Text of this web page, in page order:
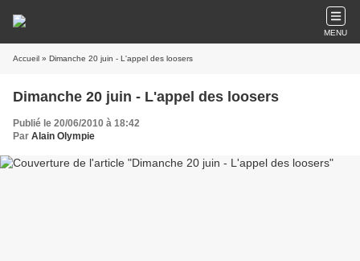
MENU
Accueil » Dimanche 20 juin - L'appel des loosers
Dimanche 20 juin - L'appel des loosers
Publié le 20/06/2010 à 18:42
Par Alain Olympie